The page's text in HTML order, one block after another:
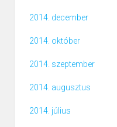
2014. december
2014. október
2014. szeptember
2014. augusztus
2014. július